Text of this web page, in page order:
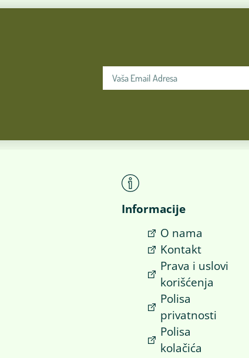
Informacije
O nama
Kontakt
Prava i uslovi
korišćenja
Polisa
privatnosti
Polisa
kolačića